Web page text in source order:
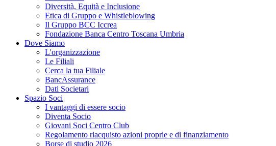
Diversità, Equità e Inclusione
Etica di Gruppo e Whistleblowing
Il Gruppo BCC Iccrea
Fondazione Banca Centro Toscana Umbria
Dove Siamo
L'organizzazione
Le Filiali
Cerca la tua Filiale
BancAssurance
Dati Societari
Spazio Soci
I vantaggi di essere socio
Diventa Socio
Giovani Soci Centro Club
Regolamento riacquisto azioni proprie e di finanziamento
Borse di studio 2026